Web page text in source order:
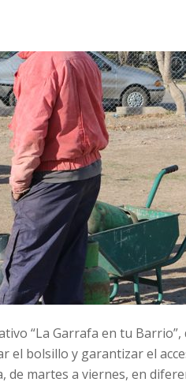
“La Garrafa en tu
el bolsillo y garantizar el
de martes a viernes, en